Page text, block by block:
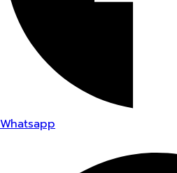
Whatsapp